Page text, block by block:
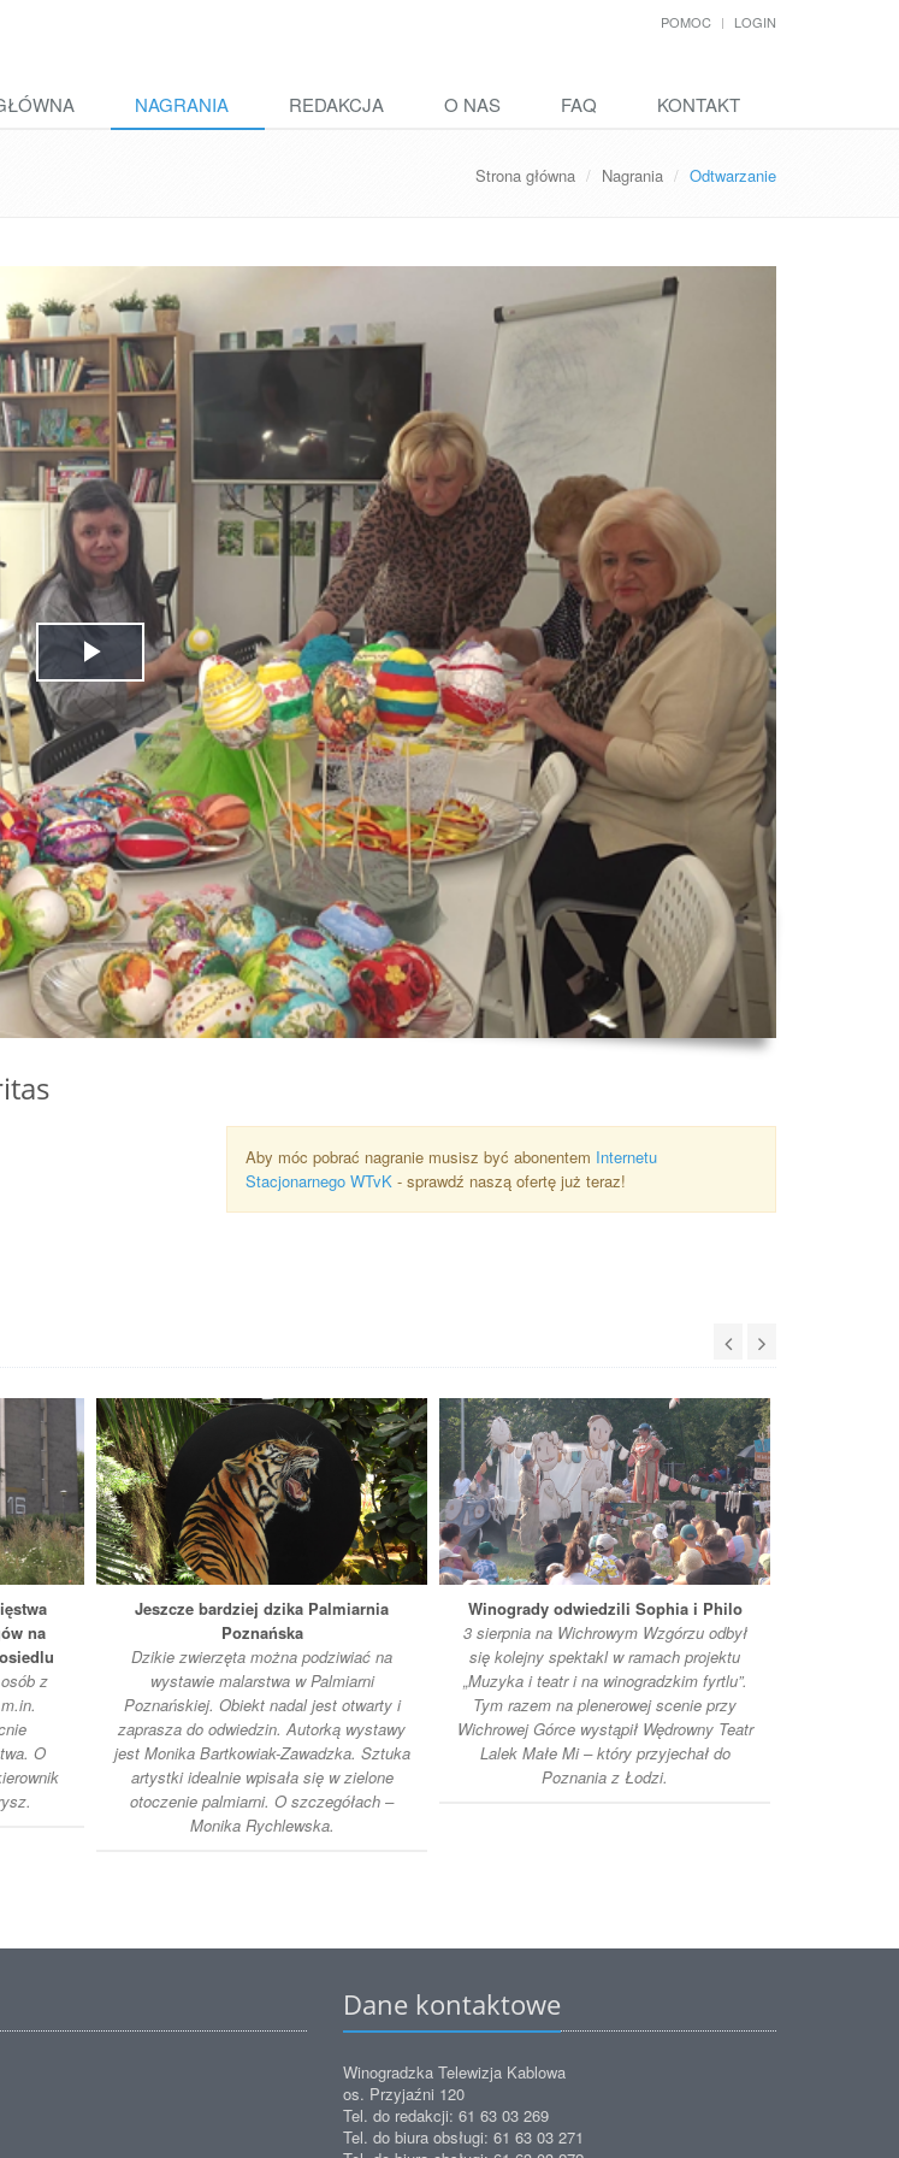
POMOC LOGIN
NAGRANIA REDAKCJA O NAS FAQ KONTAKT
Strona główna Nagrania Odtwarzanie
Play
Video
Aby móc pobrać nagranie musisz być abonentem Internetu
Stacjonarnego WTvK- sprawdź naszą ofertę już teraz!
na
z
O
Jeszcze bardziej dzika Palmiarnia
Poznańska
Dzikie zwierzęta można podziwiać na
wystawie malarstwa w Palmiarni
Poznańskiej. Obiekt nadal jest otwarty i
zaprasza do odwiedzin. Autorką wystawy
jest Monika Bartkowiak-Zawadzka. Sztuka
artystki idealnie wpisała się w zielone
otoczenie palmiarni. O szczegółach –
Monika Rychlewska.
Winogrady odwiedzili Sophia i Philo
3 sierpnia na Wichrowym Wzgórzu odbył
się kolejny spektakl w ramach projektu
„Muzyka i teatr i na winogradzkim fyrtlu”.
Tym razem na plenerowej scenie przy
Wichrowej Górce wystąpił Wędrowny Teatr
Lalek Małe Mi – który przyjechał do
Poznania z Łodzi.
Dane kontaktowe
Winogradzka Telewizja Kablowa
os. Przyjaźni 120
Tel. do redakcji: 61 63 03 269
Tel. do biura obsługi: 61 63 03 271